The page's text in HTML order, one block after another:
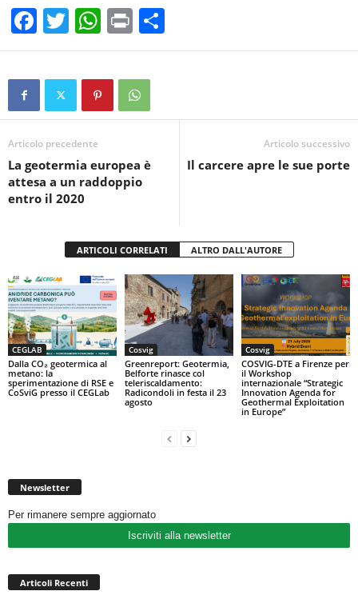
F
a
c
b
o
o
k
T
wi
tt
W
h
at
s
A
p
Pr
in
t
o
vi
Articolo precedente
La geotermia europea è
attesa a un raddoppio
entro il 2020
Articolo successivo
Il carcere apre le sue porte
ARTICOLI CORRELATI ALTRO DALL'AUTORE
CEGLAB
Dalla CO₂ geotermica al
metano: la
sperimentazione di RSE e
CoSviG presso il CEGLab
Cosvig
Greenreport: Geotermia,
Belforte rinasce col
teleriscaldamento:
Radicondoli in festa il 23
agosto
Cosvig
COSVIG-DTE a Firenze per
il Workshop
internazionale “Strategic
Innovation Agenda for
Geothermal Exploitation
in Europe”
Newsletter
Per rimanere sempre aggiornato
Iscriviti alla newsletter
Articoli Recenti